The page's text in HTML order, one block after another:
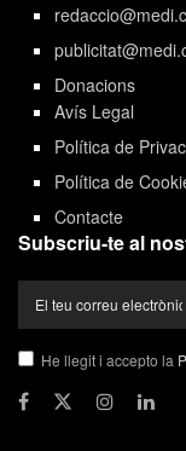
Donacions
Avís Legal
Política de
Política de
Contacte
Subscriu-te al
He llegit i accepto la